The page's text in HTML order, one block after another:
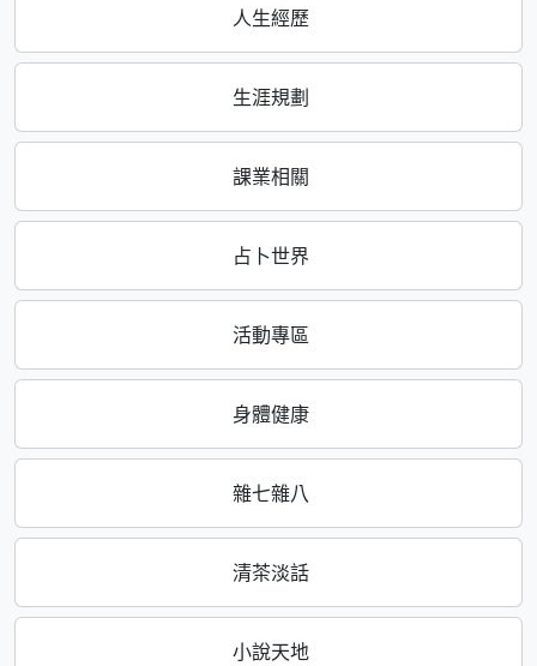
人生經歷
生涯規劃
課業相關
占卜世界
活動專區
身體健康
雜七雜八
清茶淡話
小說天地